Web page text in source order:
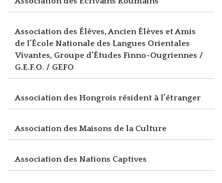
Association des Élèves, Ancien Élèves et Amis
de l’École Nationale des Langues Orientales
Vivantes, Groupe d’Études Finno-Ougriennes /
G.E.F.O. / GEFO
Association des Hongrois résident à l’étranger
Association des Maisons de la Culture
Association des Nations Captives